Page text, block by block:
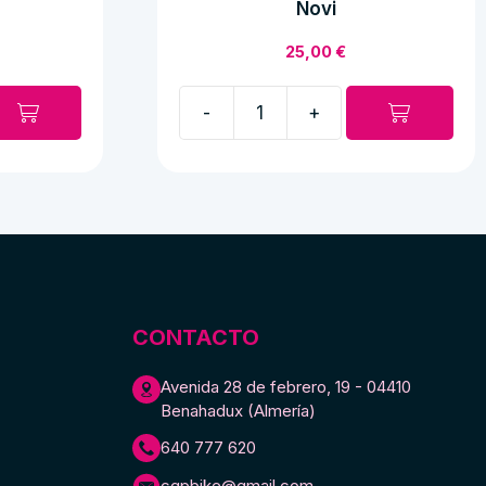
Novi
25,00€
-
Novi
+
CONTACTO
Avenida 28 de febrero, 19 - 04410
Benahadux (Almería)
640 777 620